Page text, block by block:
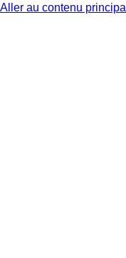
Aller au contenu principal